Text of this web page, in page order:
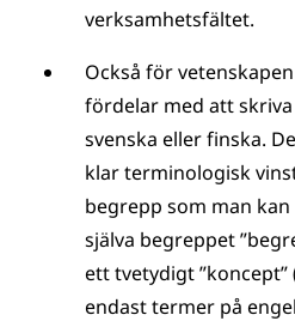
verksamhetsfältet.
Också för
fördelar med att
svenska eller finska.
klar terminologisk
begrepp som man
själva begreppet
ett tvetydigt ”koncept”
endast termer på